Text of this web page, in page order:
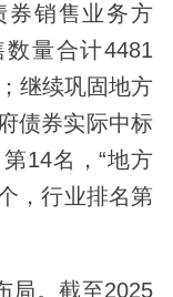
券销售业务方
量合计4481
继续巩固地方
债券实际中标
14名，“地方
，行业排名第
局。截至2025